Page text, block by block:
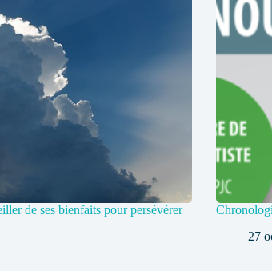
de ses bienfaits pour persévérer
27